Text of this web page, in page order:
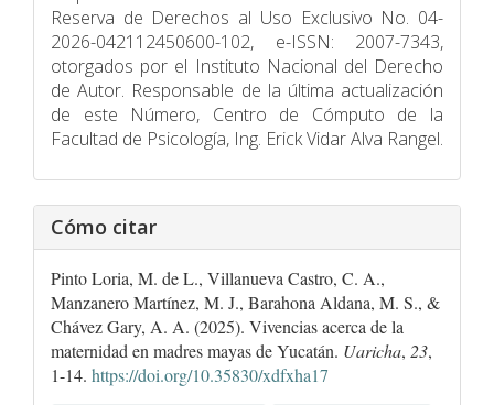
Reserva de Derechos al Uso Exclusivo No. 04-
2026-042112450600-102, e-ISSN: 2007-7343,
otorgados por el Instituto Nacional del Derecho
de Autor. Responsable de la última actualización
de este Número, Centro de Cómputo de la
Facultad de Psicologí­a, Ing. Erick Vidar Alva Rangel.
Cómo citar
Pinto Loria, M. de L., Villanueva Castro, C. A.,
Manzanero Martínez, M. J., Barahona Aldana, M. S., &
Chávez Gary, A. A. (2025). Vivencias acerca de la
maternidad en madres mayas de Yucatán. Uaricha, 23,
1-14. https://doi.org/10.35830/xdfxha17